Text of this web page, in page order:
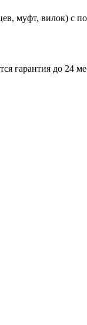
муфт, вилок) с
гарантия до 24